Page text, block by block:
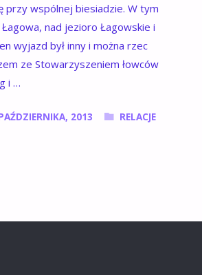
przy wspólnej biesiadzie. W tym
nad jezioro Łagowskie i
wyjazd był inny i można rzec
ze Stowarzyszeniem łowców
i …
2013 RELACJE